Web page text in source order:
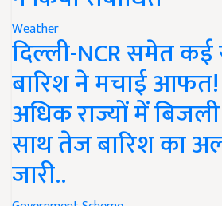
Weather
दिल्ली-NCR समेत कई
बारिश ने मचाई
अधिक राज्यों में
साथ तेज बारिश का
जारी..